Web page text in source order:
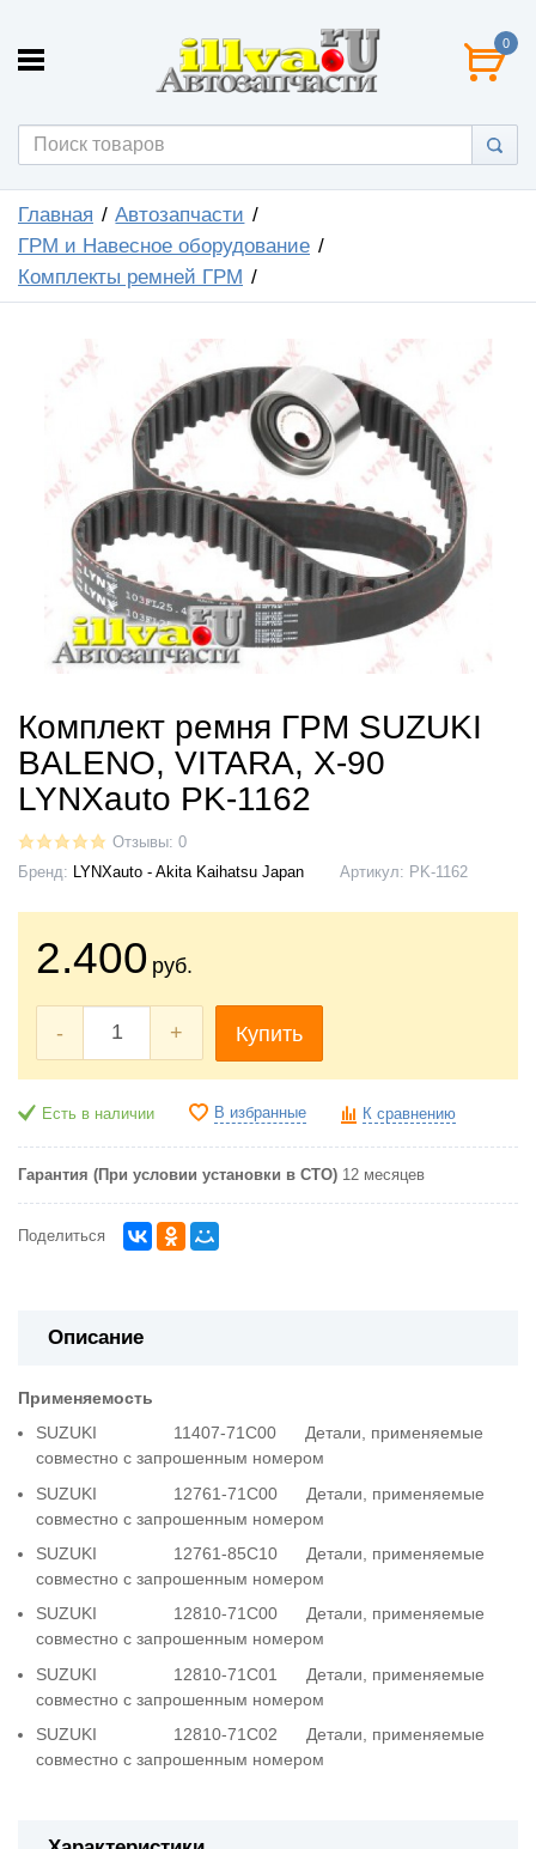
0
Главная
Автозапчасти
ГРМ и Навесное оборудование
Комплекты ремней ГРМ
Комплект ремня ГРМ SUZUKI
BALENO, VITARA, X-90
LYNXauto PK-1162
Отзывы: 0
Бренд: LYNXauto - Akita Kaihatsu Japan Артикул: PK-1162
2.400 руб.
- + Купить
Есть в наличии В избранные К сравнению
Гарантия (При условии установки в СТО) 12 месяцев
Поделиться
Описание
Применяемость
SUZUKI 11407-71C00 Детали, применяемые
совместно с запрошенным номером
SUZUKI 12761-71C00 Детали, применяемые
совместно с запрошенным номером
SUZUKI 12761-85C10 Детали, применяемые
совместно с запрошенным номером
SUZUKI 12810-71C00 Детали, применяемые
совместно с запрошенным номером
SUZUKI 12810-71C01 Детали, применяемые
совместно с запрошенным номером
SUZUKI 12810-71C02 Детали, применяемые
совместно с запрошенным номером